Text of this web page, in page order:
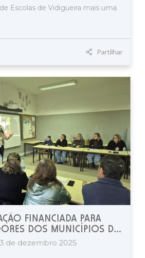
Escolas de Vidigueira mais uma
Partilhar
FINANCIADA PARA
DOS MUNICÍPIOS DO
BAIXO ALENTEJO
de dezembro 2025